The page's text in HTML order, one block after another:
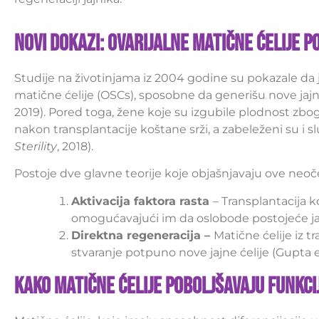
Novi dokazi: Ovarijalne matične ćelije
Studije na životinjama iz 2004 godine su pokazale
matične ćelije (OSCs), sposobne da generišu nove
2019). Pored toga, žene koje su izgubile plodnost
nakon transplantacije koštane srži, a zabeleženi su i
Sterility, 2018).
Postoje dve glavne teorije koje objašnjavaju ove
Aktivacija faktora rasta – Transplantacija
omogućavajući im da oslobode postojeće
Direktna regeneracija – Matične ćelije iz
stvaranje potpuno nove jajne ćelije (Gupta
Kako matične ćelije poboljšavaju